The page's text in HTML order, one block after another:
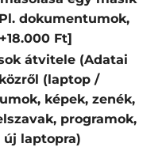
dokumentumok,
Ft]
átvitele (Adatai
(laptop /
képek, zenék,
programok,
laptopra)